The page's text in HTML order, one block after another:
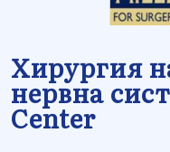
Хирургия
нервна
Center